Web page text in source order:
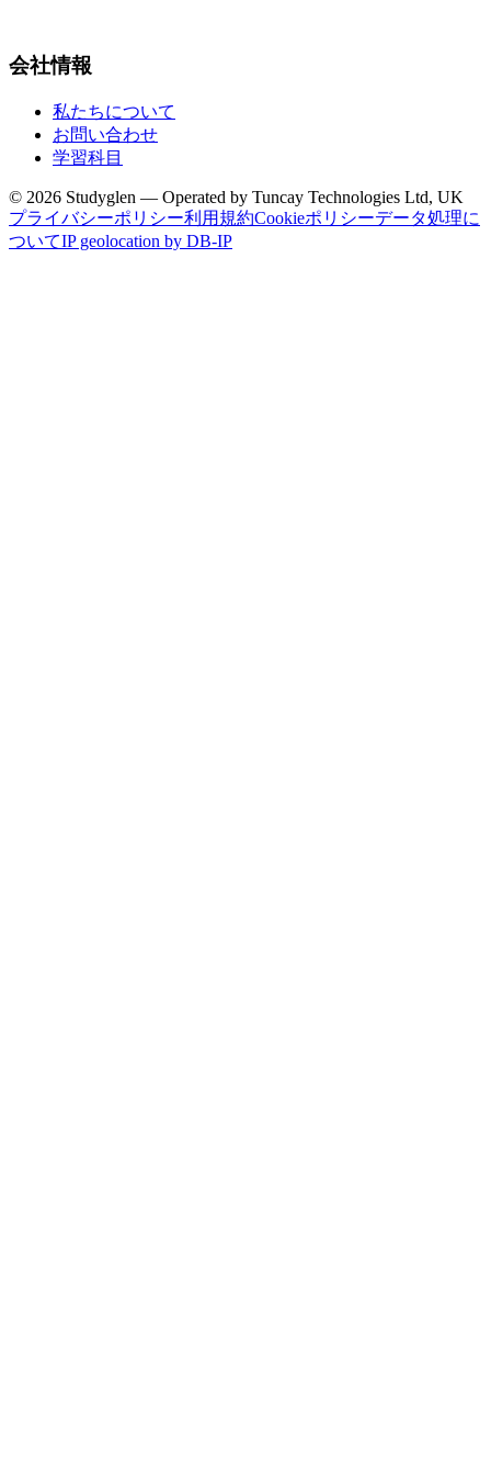
会社情報
私たちについて
お問い合わせ
学習科目
© 2026 Studyglen — Operated by Tuncay Technologies Ltd, UK
プライバシーポリシー利用規約Cookieポリシーデータ処理に
ついてIP geolocation by DB-IP